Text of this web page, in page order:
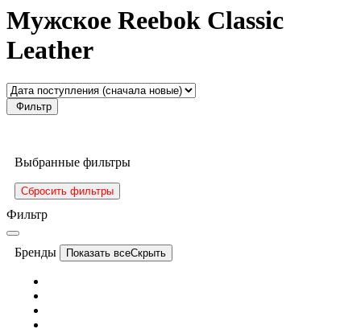
Мужское Reebok Classic
Leather
Фильтр
Выбранные фильтры
Сбросить фильтры
Фильтр
Бренды Показать всеСкрыть